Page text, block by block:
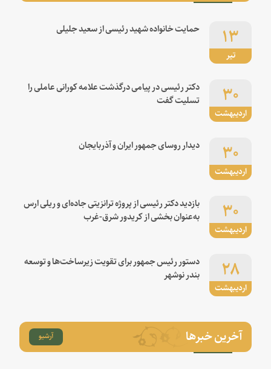
تیر
۱۳ حمایت خانواده شهید رئیسی از سعید جلیلی
اردیبهشت
۳۰
دکتر رئیسی در پیامی درگذشت علامه کورانی عاملی را
تسلیت گفت
اردیبهشت
۳۰ دیدار روسای جمهور ایران و آذربایجان
اردیبهشت
۳۰
بازدید دکتر رئیسی از پروژه ترانزیتی جاده‌ای و ریلی ارس
به‌عنوان بخشی از کریدور شرق-غرب
اردیبهشت
۲۸
دستور رئیس جمهور برای تقویت زیرساخت‌ها و توسعه
بندر نوشهر
آخرین خبرها آرشیو